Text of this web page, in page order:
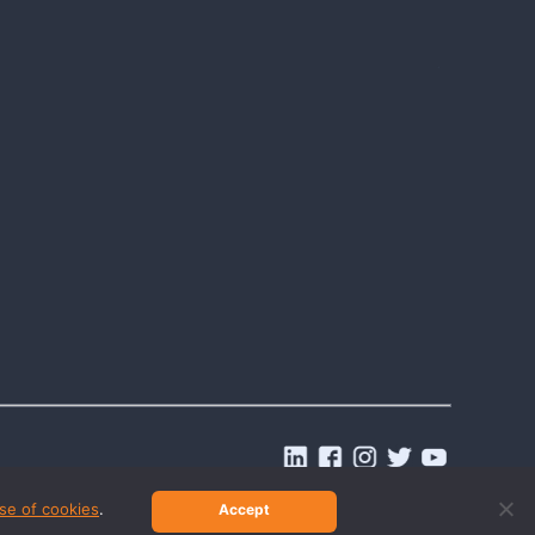
© 2026 Last2Ticket | All rights reserved
of cookies. Accept